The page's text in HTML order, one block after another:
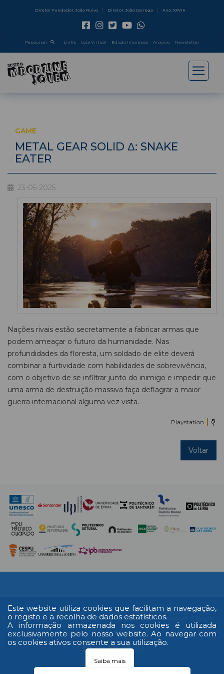
Este website utiliza cookies que facilitam a navegação,
o registo e a recolha de dados estatísticos.
A informação armazenada nos cookies é utilizada
exclusivamente pelo nosso website. Ao navegar com
os cookies ativos consente a sua utilização.
Saiba mais
Diretor Fundador: João Ruivo Diretor: João Carrega Ano: XXVIII
Pesquisar Link's Loja Virtual Edição Impressa Arquivo Newsletter
GAME
METAL GEAR SOLID Δ: SNAKE
EATER
23-05-2025
Nações rivais estão secretamente a fabricar armas que
podem ameaçar o futuro da humanidade. Nas
profundidades da floresta, um soldado de elite deverá
combinar a furtividade com habilidades de sobrevivência,
com o objetivo de se infiltrar junto do inimigo e impedir que
uma arma de destruição massiva faça deflagrar a maior
guerra internacional alguma vez vista.
Playstation
Voltar
Multimédia
Edição
Impressa
Livro de
reclamações
RAL
Termos e
Condições
Política de
Privacidade
Ficha